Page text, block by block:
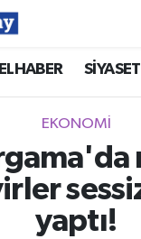
SİYASET
EKONOMİ
yaptı!
Eczaneler
Vakitleri
Yoğunluk Haritası